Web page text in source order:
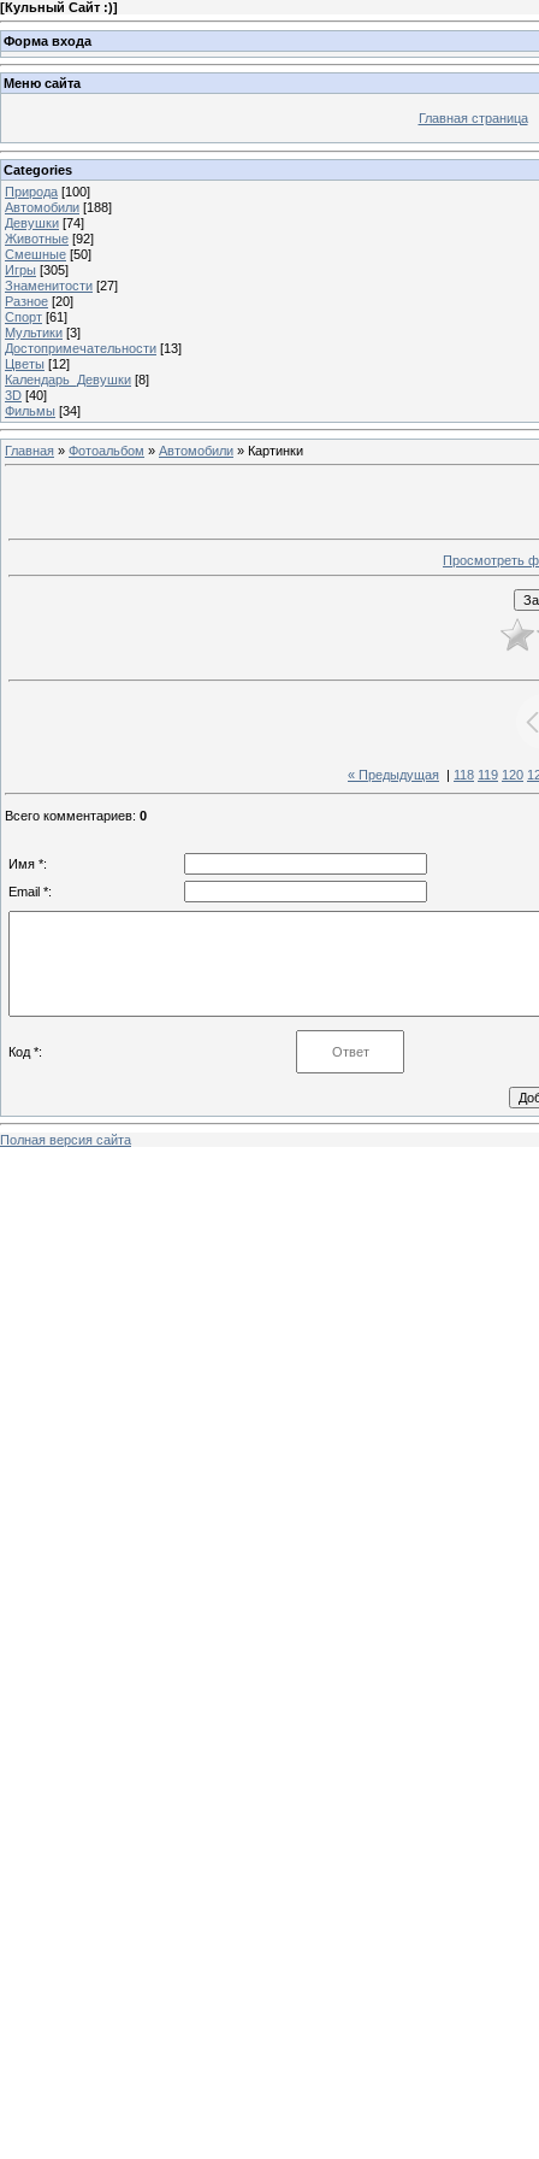
[Кульный Сайт :)]
Форма входа
Меню сайта
Главная страница
Categories
Природа [100]
Автомобили [188]
Девушки [74]
Животные [92]
Смешные [50]
Игры [305]
Знаменитости [27]
Разное [20]
Спорт [61]
Мультики [3]
Достопримечательности [13]
Цветы [12]
Календарь_Девушки [8]
3D [40]
Фильмы [34]
Главная » Фотоальбом » Автомобили » Картинки
Просмотреть
« Предыдущая 118 119 120
Всего комментариев: 0
Имя *:
Email *:
Код *:
Полная версия сайта